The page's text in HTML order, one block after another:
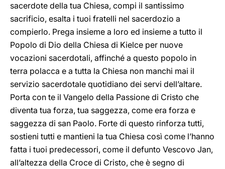
sacerdote della tua Chiesa, compi il santissimo
sacrificio, esalta i tuoi fratelli nel sacerdozio a
compierlo. Prega insieme a loro ed insieme a tutto il
Popolo di Dio della Chiesa di Kielce per nuove
vocazioni sacerdotali, affinché a questo popolo in
terra polacca e a tutta la Chiesa non manchi mai il
servizio sacerdotale quotidiano dei servi dell’altare.
Porta con te il Vangelo della Passione di Cristo che
diventa tua forza, tua saggezza, come era forza e
saggezza di san Paolo. Forte di questo rinforza tutti,
sostieni tutti e mantieni la tua Chiesa così come l’hanno
fatta i tuoi predecessori, come il defunto Vescovo Jan,
all’altezza della Croce di Cristo, che è segno di